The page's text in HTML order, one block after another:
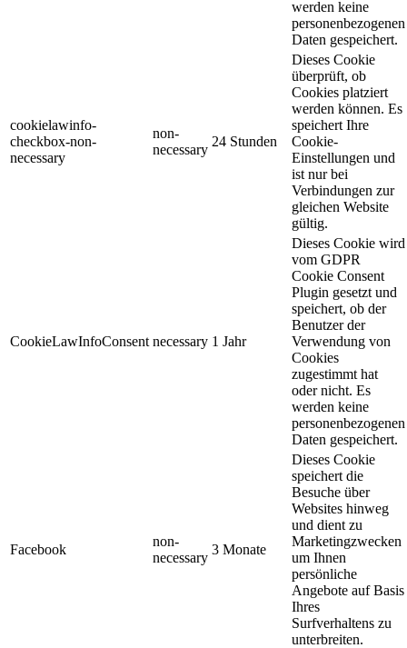
werden keine
personenbezogenen
Daten gespeichert.
cookielawinfo-
checkbox-non-
necessary
non-
necessary
24 Stunden
Dieses Cookie
überprüft, ob
Cookies platziert
werden können. Es
speichert Ihre
Cookie-
Einstellungen und
ist nur bei
Verbindungen zur
gleichen Website
gültig.
CookieLawInfoConsent necessary 1 Jahr
Dieses Cookie wird
vom GDPR
Cookie Consent
Plugin gesetzt und
speichert, ob der
Benutzer der
Verwendung von
Cookies
zugestimmt hat
oder nicht. Es
werden keine
personenbezogenen
Daten gespeichert.
Facebook
non-
necessary
3 Monate
Dieses Cookie
speichert die
Besuche über
Websites hinweg
und dient zu
Marketingzwecken
um Ihnen
persönliche
Angebote auf Basis
Ihres
Surfverhaltens zu
unterbreiten.